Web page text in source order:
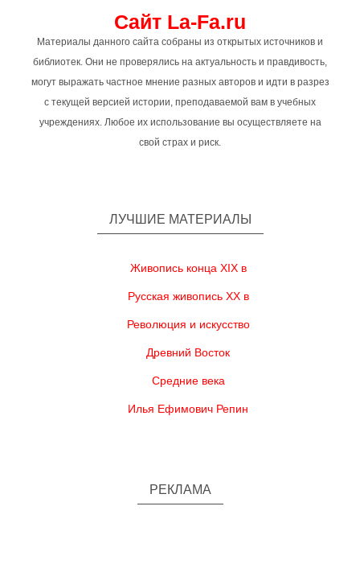
Сайт La-Fa.ru
Материалы данного сайта собраны из открытых источников и
библиотек. Они не проверялись на актуальность и правдивость,
могут выражать частное мнение разных авторов и идти в разрез
с текущей версией истории, преподаваемой вам в учебных
учреждениях. Любое их использование вы осуществляете на
свой страх и риск.
ЛУЧШИЕ МАТЕРИАЛЫ
Живопись конца XIX в
Русская живопись XX в
Революция и искусство
Древний Восток
Средние века
Илья Ефимович Репин
РЕКЛАМА